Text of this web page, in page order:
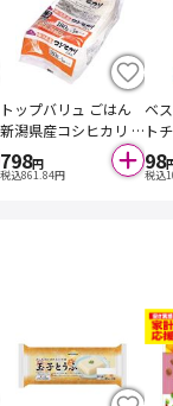
トップバリュ ごはん
新潟県産コシヒカリ 5
P
798円
税込861.84円
ベ
ト
98
税込